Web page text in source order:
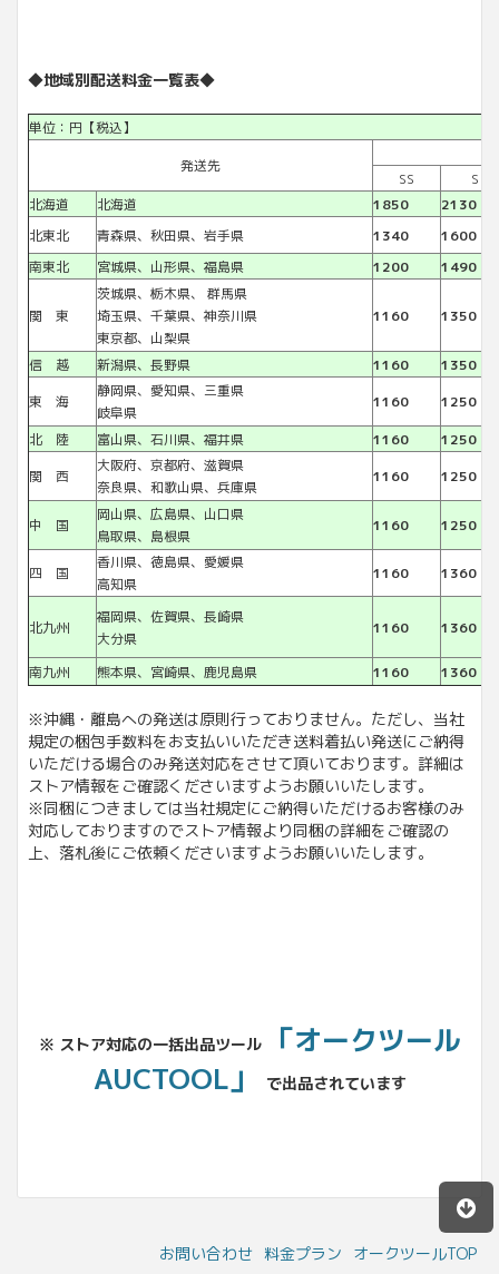
◆地域別配送料金一覧表◆
単位：円【税込】
発送先
SS
S
北海道
北海道 1850
2130
北東北
青森県、秋田県、岩手県 1340
1600
南東北
宮城県、山形県、福島県 1200 1490
関 東
茨城県、栃木県、 群馬県
埼玉県、千葉県、神奈川県
東京都、山梨県
1160 1350
信 越 新潟県、長野県 1160
1350
東 海
静岡県、愛知県、三重県
岐阜県
1160
1250
北 陸
富山県、石川県、福井県 1160
1250
関 西
大阪府、京都府、滋賀県
奈良県、和歌山県、兵庫県
1160 1250
中 国
岡山県、広島県、山口県
鳥取県、島根県
1160 1250
四 国
香川県、徳島県、愛媛県
高知県
1160 1360
北九州
福岡県、佐賀県、長崎県
大分県
1160 1360
南九州 熊本県、宮崎県、鹿児島県 1160 1360
※沖縄・離島への発送は原則行っておりません。ただし、当社
規定の梱包手数料をお支払いいただき送料着払い発送にご納得
いただける場合のみ発送対応をさせて頂いております。詳細は
ストア情報をご確認くださいますようお願いいたします。
※同梱につきましては当社規定にご納得いただけるお客様のみ
対応しておりますのでストア情報より同梱の詳細をご確認の
上、落札後にご依頼くださいますようお願いいたします。
※ ストア対応の一括出品ツール
「オークツール
AUCTOOL」
で出品されています
お問い合わせ 料金プラン オークツールTOP